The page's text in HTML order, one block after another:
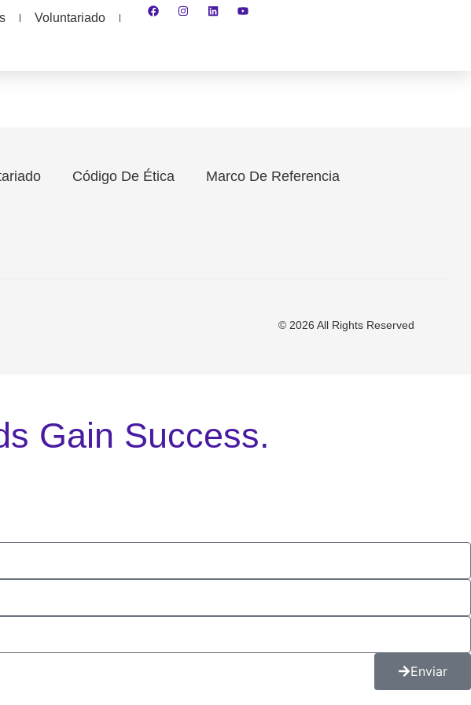
Voluntariado
Código De Ética Marco De Referencia
© 2026 All Rights Reserved
Gain Success.
Enviar